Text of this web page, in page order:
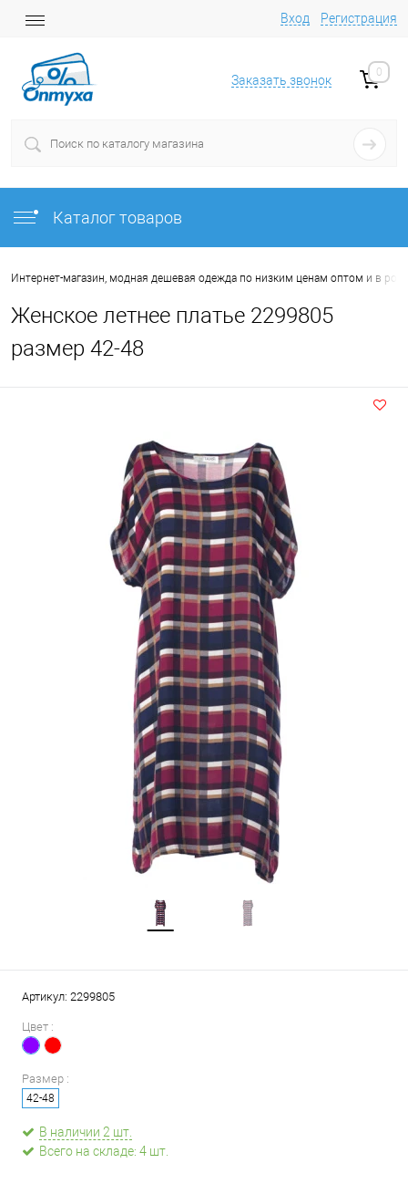
Вход Регистрация
Заказать звонок
0
Каталог товаров
Интернет-магазин, модная дешевая одежда по низким ценам оптом и в
Женское летнее платье 2299805
размер 42-48
Артикул: 2299805
Цвет :
Размер :
42-48
В наличии 2 шт.
Всего на складе: 4 шт.